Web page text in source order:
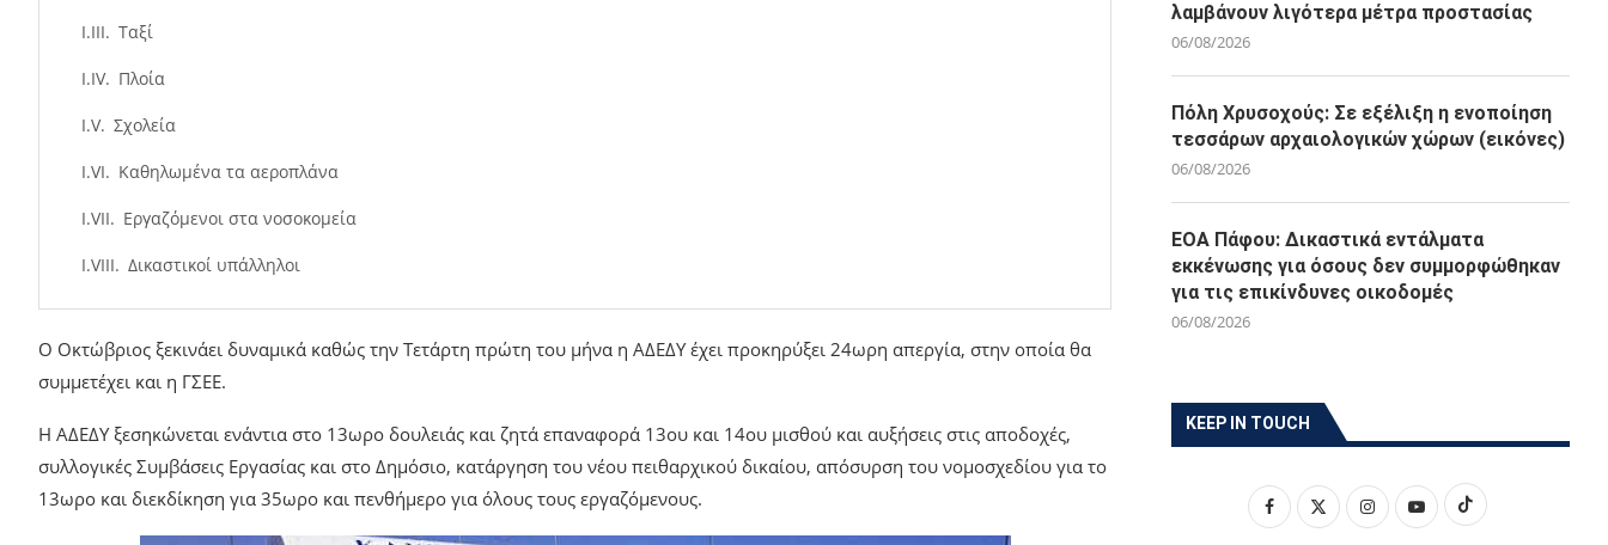
Ταξί
Πλοία
Σχολεία
Καθηλωμένα τα αεροπλάνα
Εργαζόμενοι στα νοσοκομεία
Δικαστικοί υπάλληλοι
Ο Οκτώβριος ξεκινάει δυναμικά καθώς την Τετάρτη πρώτη του μήνα η ΑΔΕΔΥ έχει προκηρύξει 24ωρη απεργία, στην οποία θα
συμμετέχει και η ΓΣΕΕ.
Η ΑΔΕΔΥ ξεσηκώνεται ενάντια στο 13ωρο δουλειάς και ζητά επαναφορά 13ου και 14ου μισθού και αυξήσεις στις αποδοχές,
συλλογικές Συμβάσεις Εργασίας και στο Δημόσιο, κατάργηση του νέου πειθαρχικού δικαίου, απόσυρση του νομοσχεδίου για το
13ωρο και διεκδίκηση για 35ωρο και πενθήμερο για όλους τους εργαζόμενους.
λαμβάνουν λιγότερα μέτρα προστασίας
06/08/2026
Πόλη Χρυσοχούς: Σε εξέλιξη η ενοποίηση
τεσσάρων αρχαιολογικών χώρων (εικόνες)
06/08/2026
ΕΟΑ Πάφου: Δικαστικά εντάλματα
εκκένωσης για όσους δεν συμμορφώθηκαν
για τις επικίνδυνες οικοδομές
06/08/2026
KEEP IN TOUCH